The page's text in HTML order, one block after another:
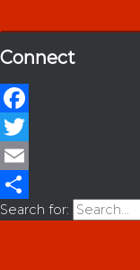
Connect
Facebook
Twitter
Email
Share
Search for: